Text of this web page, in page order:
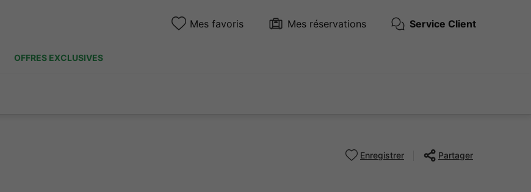
Mes favoris Mes réservations Service Client
OFFRES EXCLUSIVES
Enregistrer Partager